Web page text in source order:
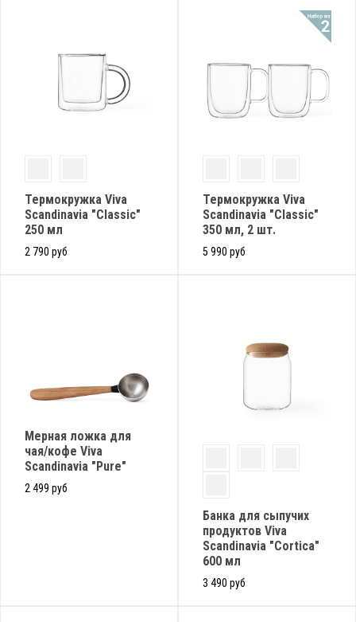
Термокружка Viva
Scandinavia "Classic"
250 мл
2 790 руб
Термокружка Viva
Scandinavia "Classic"
350 мл, 2 шт.
5 990 руб
Мерная ложка для
чая/кофе Viva
Scandinavia "Pure"
2 499 руб
Банка для сыпучих
продуктов Viva
Scandinavia "Cortica"
600 мл
3 490 руб